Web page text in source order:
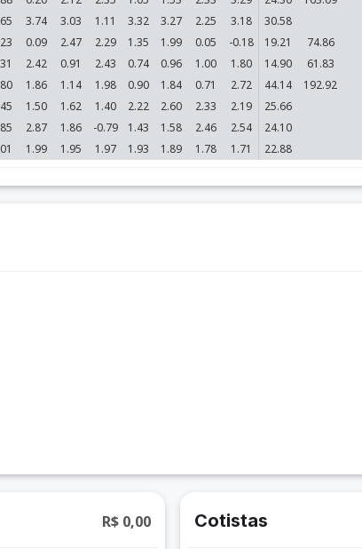
3.74 3.03 1.11 3.32 3.27 2.25 3.18 30.58
0.09 2.47 2.29 1.35 1.99 0.05 -0.18 19.21 74.86
2.42 0.91 2.43 0.74 0.96 1.00 1.80 14.90 61.83
1.86 1.14 1.98 0.90 1.84 0.71 2.72 44.14 192.92
1.50 1.62 1.40 2.22 2.60 2.33 2.19 25.66
2.87 1.86 -0.79 1.43 1.58 2.46 2.54 24.10
1.99 1.95 1.97 1.93 1.89 1.78 1.71 22.88
R$ 0,00 Cotistas